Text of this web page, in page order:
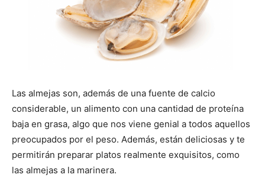
Las almejas son, además de una fuente de calcio
considerable, un alimento con una cantidad de proteína
baja en grasa, algo que nos viene genial a todos aquellos
preocupados por el peso. Además, están deliciosas y te
permitirán preparar platos realmente exquisitos, como
las almejas a la marinera.